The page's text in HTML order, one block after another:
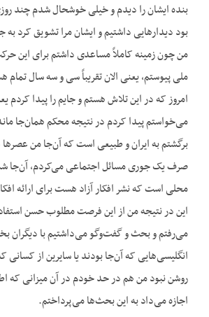
بنده ایشان را دیدم و خیلی خوشحال شدم چند
بود دیدارهایی داشتیم و ایشان مرا تشویق کرد به
ملی پیوستم، یعنی الان تقریباً سی و سه سال تمام
امروز که در این تلاش هستم و جایم را پیدا کردم
می‌خواستم پیدا کردم در نتیجه محکم همان‌جا
برگشتم به ایران و طبیعی است که آن‌جا من عصرها
صرف یک جوری مسائل اجتماعی می‌کردم، آن‌جا
محلی است که نشر افکار آزاد هست برای ارائه
این در نتیجه من از این فرصت مطلوب حسن
می‌رفتم و بحث و گفت‌وگو می‌داشتیم با دیگران
انگلیسی‌هایی که آن‌جا بودند یا سایرین از کسانی
روشن نبود من هم در حد خودم در آن میزانی که
اجازه می‌داد به این بحث‌ها می‌پرداختم.